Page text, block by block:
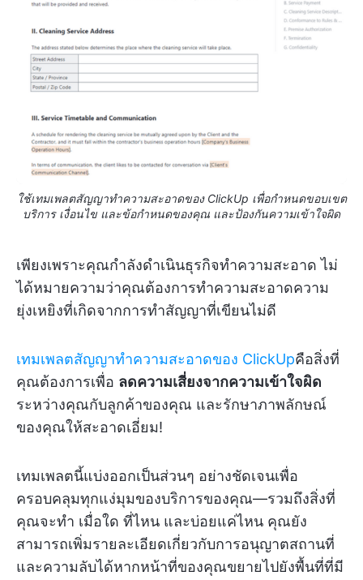
ใช้เทมเพลตสัญญาทำความสะอาดของ ClickUp เพื่อกำหนดขอบเขต
บริการ เงื่อนไข และข้อกำหนดของคุณ และป้องกันความเข้าใจผิด
เพียงเพราะคุณกำลังดำเนินธุรกิจทำความสะอาด ไม่
ได้หมายความว่าคุณต้องการทำความสะอาดความ
ยุ่งเหยิงที่เกิดจากการทำสัญญาที่เขียนไม่ดี
เทมเพลตสัญญาทำความสะอาดของ ClickUpคือสิ่งที่
คุณต้องการเพื่อ ลดความเสี่ยงจากความเข้าใจผิด
ระหว่างคุณกับลูกค้าของคุณ และรักษาภาพลักษณ์
ของคุณให้สะอาดเอี่ยม!
เทมเพลตนี้แบ่งออกเป็นส่วนๆ อย่างชัดเจนเพื่อ
ครอบคลุมทุกแง่มุมของบริการของคุณ—รวมถึงสิ่งที่
คุณจะทำ เมื่อใด ที่ไหน และบ่อยแค่ไหน คุณยัง
สามารถเพิ่มรายละเอียดเกี่ยวกับการอนุญาตสถานที่
และความลับได้หากหน้าที่ของคุณขยายไปยังพื้นที่ที่มี